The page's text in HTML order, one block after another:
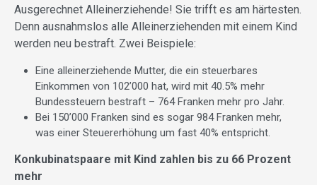
Ausgerechnet Alleinerziehende! Sie trifft es am härtesten.
Denn ausnahmslos alle Alleinerziehenden mit einem Kind
werden neu bestraft. Zwei Beispiele:
Eine alleinerziehende Mutter, die ein steuerbares
Einkommen von 102’000 hat, wird mit 40.5% mehr
Bundessteuern bestraft – 764 Franken mehr pro Jahr.
Bei 150’000 Franken sind es sogar 984 Franken mehr,
was einer Steuererhöhung um fast 40% entspricht.
Konkubinatspaare mit Kind zahlen bis zu 66 Prozent
mehr